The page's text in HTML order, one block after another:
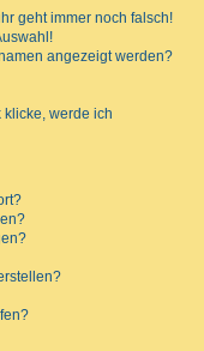
geht immer noch falsch!
angezeigt werden?
werde ich